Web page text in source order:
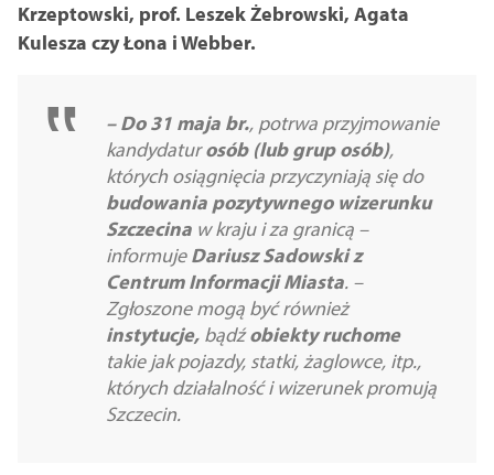
Krzeptowski, prof. Leszek Żebrowski, Agata
Kulesza czy Łona i Webber.
– Do 31 maja br., potrwa przyjmowanie
kandydaturosób (lub grup osób),
których osiągnięcia przyczyniają się do
budowania pozytywnego wizerunku
Szczecina w kraju i za granicą –
informujeDariusz Sadowski z
Centrum Informacji Miasta. –
Zgłoszone mogą być również
instytucje, bądźobiekty ruchome
takie jak pojazdy, statki, żaglowce, itp.,
których działalność i wizerunek promują
Szczecin.